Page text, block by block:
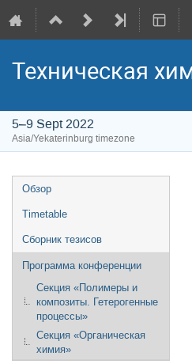
Техническая
5–9 Sept 2022
Asia/Yekaterinburg timezone
Event
menu
Обзор
Timetable
Сборник тезисов
Программа конференции
Секция «Полимеры и
композиты. Гетерогенные
процессы»
Секция «Органическая
химия»